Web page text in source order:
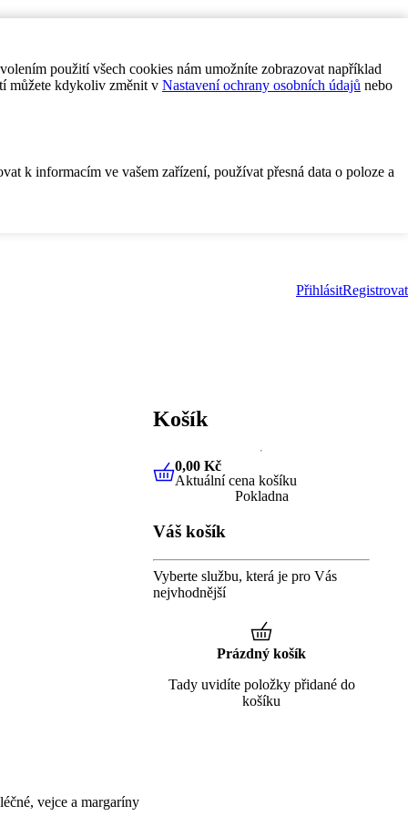
použití všech cookies nám umožníte zobrazovat například
můžete kdykoliv změnit v Nastavení ochrany osobních údajů nebo
k informacím ve vašem zařízení, používat přesná data o poloze a
PřihlásitRegistrovat
vejce a margaríny
Košík
0,00 KčAktuální cena košíku
0,00 Kč
Aktuální cena košíku
Pokladna
Váš košík
Vyberte službu, která je pro Vás
nejvhodnější
Prázdný košík
Tady uvidíte položky přidané do
košíku